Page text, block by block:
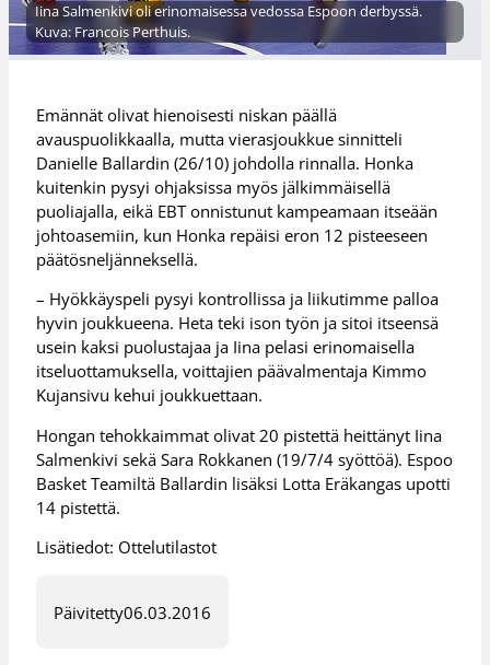
Iina Salmenkivi oli erinomaisessa vedossa Espoon derbyssä.
Kuva: Francois Perthuis.
Emännät olivat hienoisesti niskan päällä
avauspuolikkaalla, mutta vierasjoukkue sinnitteli
Danielle Ballardin (26/10) johdolla rinnalla. Honka
kuitenkin pysyi ohjaksissa myös jälkimmäisellä
puoliajalla, eikä EBT onnistunut kampeamaan itseään
johtoasemiin, kun Honka repäisi eron 12 pisteeseen
päätösneljänneksellä.
– Hyökkäyspeli pysyi kontrollissa ja liikutimme palloa
hyvin joukkueena. Heta teki ison työn ja sitoi itseensä
usein kaksi puolustajaa ja Iina pelasi erinomaisella
itseluottamuksella, voittajien päävalmentaja Kimmo
Kujansivu kehui joukkuettaan.
Hongan tehokkaimmat olivat 20 pistettä heittänyt Iina
Salmenkivi sekä Sara Rokkanen (19/7/4 syöttöä). Espoo
Basket Teamiltä Ballardin lisäksi Lotta Eräkangas upotti
14 pistettä.
Lisätiedot: Ottelutilastot
Päivitetty06.03.2016